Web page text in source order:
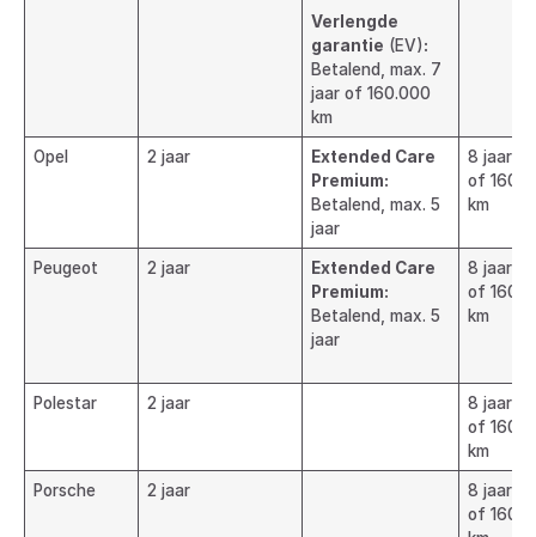
Verlengde
garantie (EV):
Betalend, max. 7
jaar of 160.000
km
Opel 2 jaar
Extended Care
Premium:
Betalend, max. 5
jaar
8 jaar
of
km
Peugeot 2 jaar
Extended Care
Premium:
Betalend, max. 5
jaar
8 jaar
of
km
Polestar 2 jaar
8 jaar
of
km
Porsche 2 jaar
8 jaar
of